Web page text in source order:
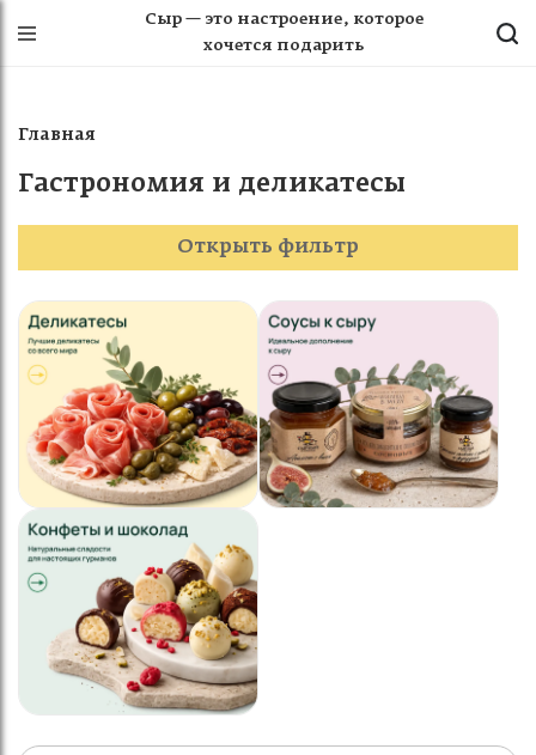
Сыр — это настроение, которое
хочется подарить
Главная
Гастрономия и деликатесы
Открыть фильтр